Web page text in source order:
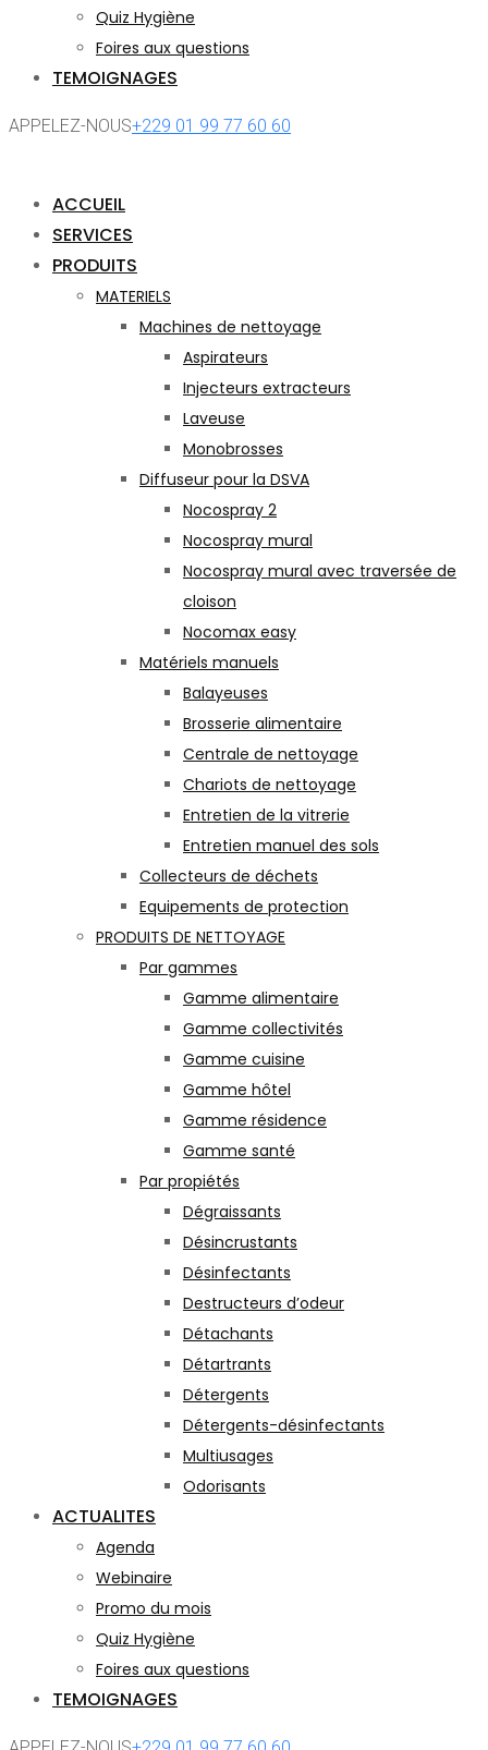
Quiz Hygiène
Foires aux questions
TEMOIGNAGES
APPELEZ-NOUS+229 01 99 77 60 60
ACCUEIL
SERVICES
PRODUITS
MATERIELS
Machines de nettoyage
Aspirateurs
Injecteurs extracteurs
Laveuse
Monobrosses
Diffuseur pour la DSVA
Nocospray 2
Nocospray mural
Nocospray mural avec traversée de
cloison
Nocomax easy
Matériels manuels
Balayeuses
Brosserie alimentaire
Centrale de nettoyage
Chariots de nettoyage
Entretien de la vitrerie
Entretien manuel des sols
Collecteurs de déchets
Equipements de protection
PRODUITS DE NETTOYAGE
Par gammes
Gamme alimentaire
Gamme collectivités
Gamme cuisine
Gamme hôtel
Gamme résidence
Gamme santé
Par propiétés
Dégraissants
Désincrustants
Désinfectants
Destructeurs d’odeur
Détachants
Détartrants
Détergents
Détergents-désinfectants
Multiusages
Odorisants
ACTUALITES
Agenda
Webinaire
Promo du mois
Quiz Hygiène
Foires aux questions
TEMOIGNAGES